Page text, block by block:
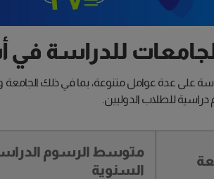
للدراسة في
للطلاب الدوليين.
متوسط الرسوم
السنوية